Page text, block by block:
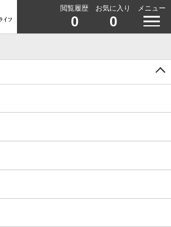
閲覧履歴
0
お気に入り
0
メニュー